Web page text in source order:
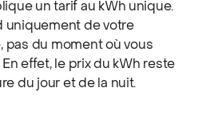
un tarif au kWh unique.
uniquement de votre
pas du moment où vous
effet, le prix du kWh reste
du jour et de la nuit.